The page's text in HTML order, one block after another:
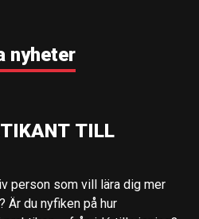
nyheter
TILL
person som vill lära dig mer
Är du nyfiken på hur